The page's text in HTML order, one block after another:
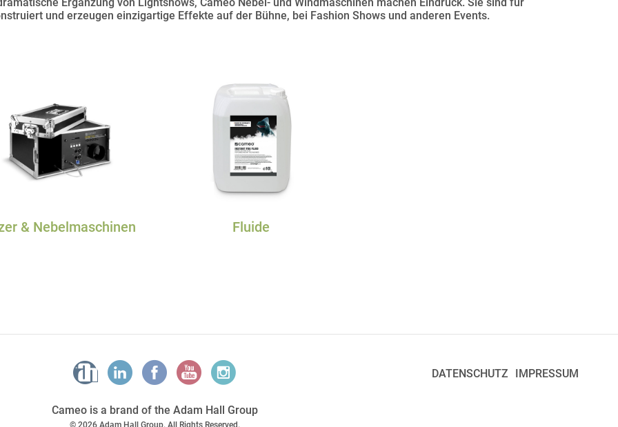
und erzeugen einzigartige Effekte auf der Bühne, bei Fashion Shows und anderen Events.
& Nebelmaschinen Fluide
DATENSCHUTZ IMPRESSUM
Cameo is a brand of the Adam Hall Group
© 2026 Adam Hall Group. All Rights Reserved.